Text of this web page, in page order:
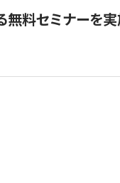
無料セミナーを